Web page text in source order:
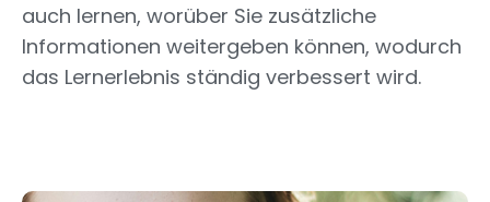
auch lernen, worüber Sie zusätzliche
Informationen weitergeben können, wodurch
das Lernerlebnis ständig verbessert wird.